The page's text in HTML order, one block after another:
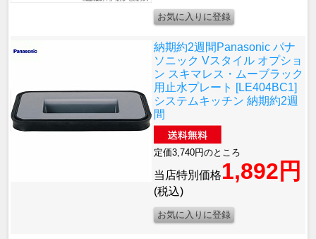
納期約2週間 Panasonic パナ
ソニック Vスタイル オプショ
ン スキマレス・ムーブラック
用止水プレート [LE404BC1]
システムキッチン 納期約2週
間
定価3,740円のところ
当店特別価格1,892円
(税込)